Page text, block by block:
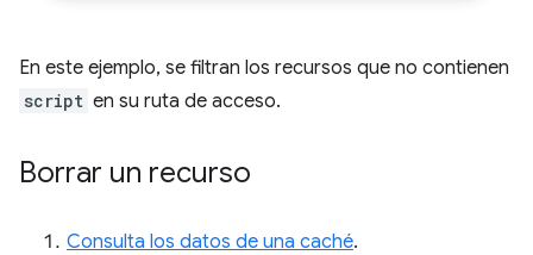
En este ejemplo, se filtran los recursos que no contienen
script en su ruta de acceso.
Borrar un recurso
Consulta los datos de una caché.